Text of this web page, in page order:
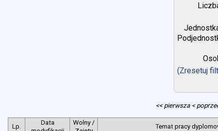
(Zresetuj
<< pierwsza <
Lp.
Data
Wolny /
Temat pracy